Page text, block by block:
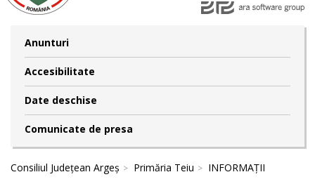
Anunturi
Accesibilitate
Date deschise
Comunicate de presa
Consiliul Județean Argeș Primăria Teiu INFORMAȚII